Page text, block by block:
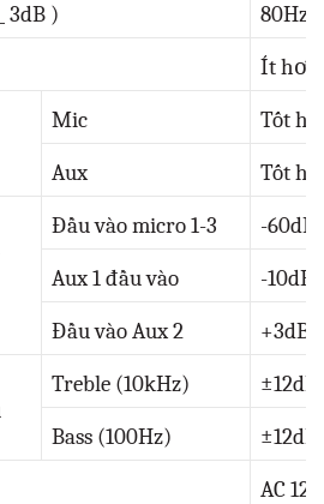
3dB )
Ít hơn
Mic
Tốt
Aux
Tốt
Đầu vào micro 1-3
-
Aux 1 đầu vào
-
Đầu vào Aux 2
Treble (10kHz)
±12dB
Bass (100Hz)
±12dB
AC